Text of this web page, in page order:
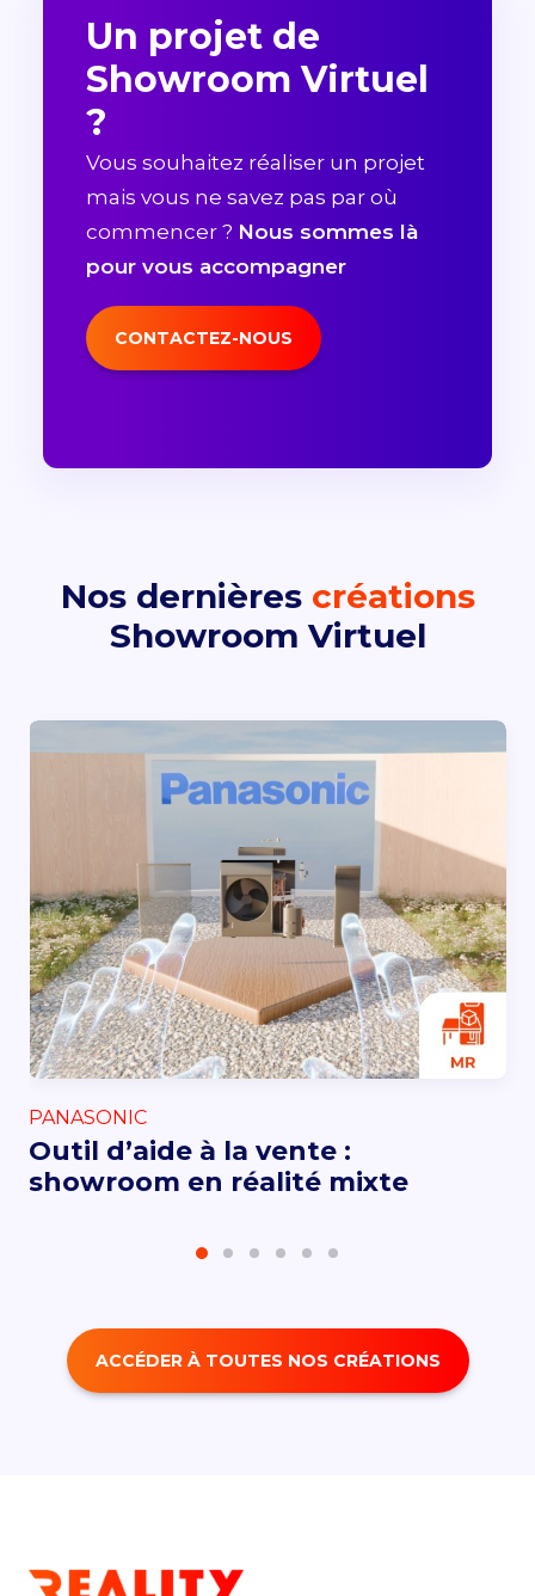
Un projet de
Showroom Virtuel
?
Vous souhaitez réaliser un projet
mais vous ne savez pas par où
commencer ? Nous sommes là
pour vous accompagner
CONTACTEZ-NOUS
Nos dernières créations
Showroom Virtuel
PANASONIC
Outil d’aide à la vente :
showroom en réalité mixte
ACCÉDER À TOUTES NOS CRÉATIONS